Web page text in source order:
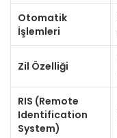
Otomatik
İşlemleri
Zil Özelliği
RIS (Remote
Identification
System)